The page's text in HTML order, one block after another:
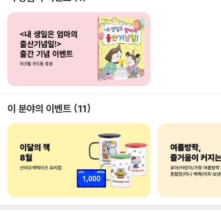
이 분야의 이벤트 11